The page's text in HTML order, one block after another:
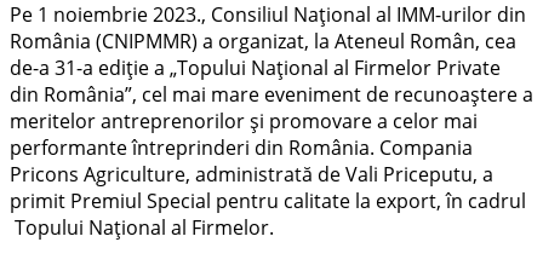
Pe 1 noiembrie 2023., Consiliul Național al IMM-urilor din
România (CNIPMMR) a organizat, la Ateneul Român, cea
de-a 31-a ediţie a „Topului Naţional al Firmelor Private
din România”, cel mai mare eveniment de recunoaștere a
meritelor antreprenorilor și promovare a celor mai
performante întreprinderi din România. Compania
Pricons Agriculture, administrată de Vali Priceputu, a
primit Premiul Special pentru calitate la export, în cadrul
Topului Naţional al Firmelor.